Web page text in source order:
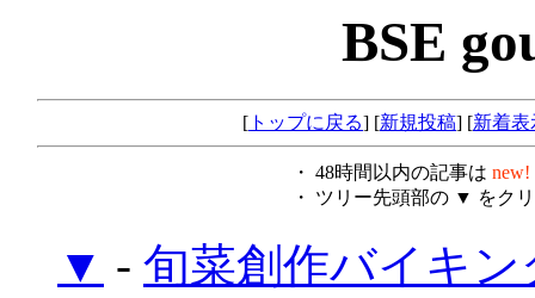
BSE
[ トップに戻る] [新規投稿] [新着表
・ 48時間以内の記事は new!
・ ツリー先頭部の ▼ をク
▼ - 旬菜創作バイキ